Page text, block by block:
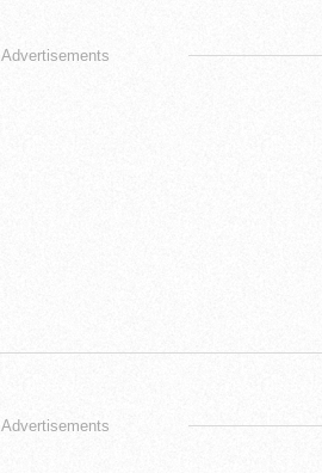
Advertisements
Advertisements